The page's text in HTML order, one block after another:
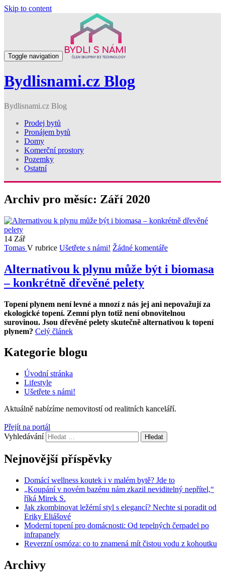
Skip to content
Toggle navigation
Bydlisnami.cz Blog
Bydlisnami.cz Blog
Prodej bytů
Pronájem bytů
Domy
Komerční prostory
Pozemky
Ostatní
Archiv pro měsíc: Září 2020
14 Zář
Tomas V rubrice Ušetřete s námi! Žádné komentáře
Alternativou k plynu může být i biomasa
– konkrétně dřevěné pelety
Topení plynem není levné a mnozí z nás jej ani nepovažují za
ekologické topení. Zemní plyn totiž není obnovitelnou
surovinou. Jsou dřevěné pelety skutečně alternativou k topení
plynem? Celý článek
Kategorie blogu
Úvodní stránka
Lifestyle
Ušetřete s námi!
Aktuálně nabízíme nemovitostí od realitních kanceláří.
Přejít na portál
Vyhledávání
Nejnovější příspěvky
Domácí wellness koutek i v malém bytě? Jde to
„Koupání v novém bazénu nám zkazil neviditelný nepřítel,“
říká Mirek S.
Jak zkombinovat ležérní styl s elegancí? Nechte si poradit od
Eriky Eliášové
Moderní topení pro domácnosti: Od tepelných čerpadel po
infrapanely
Reverzní osmóza: co to znamená mít čistou vodu z kohoutku
Archivy